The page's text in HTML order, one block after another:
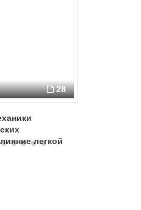
28
легкой